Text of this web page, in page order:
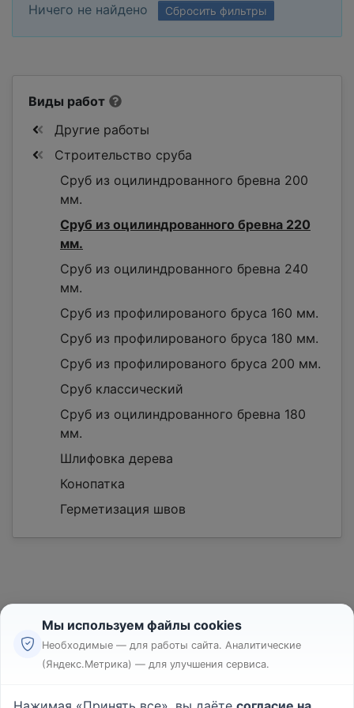
Ничего не найдено Сбросить фильтры
Виды работ
Другие работы
Строительство сруба
Сруб из оцилиндрованного бревна 200
мм.
Сруб из оцилиндрованного бревна 220
мм.
Сруб из оцилиндрованного бревна 240
мм.
Сруб из профилированого бруса 160 мм.
Сруб из профилированого бруса 180 мм.
Сруб из профилированого бруса 200 мм.
Сруб классический
Сруб из оцилиндрованного бревна 180
мм.
Шлифовка дерева
Конопатка
Герметизация швов
Реклама
Правила
Мы используем файлы cookies
Необходимые — для работы сайта. Аналитические
(Яндекс.Метрика) — для улучшения сервиса.